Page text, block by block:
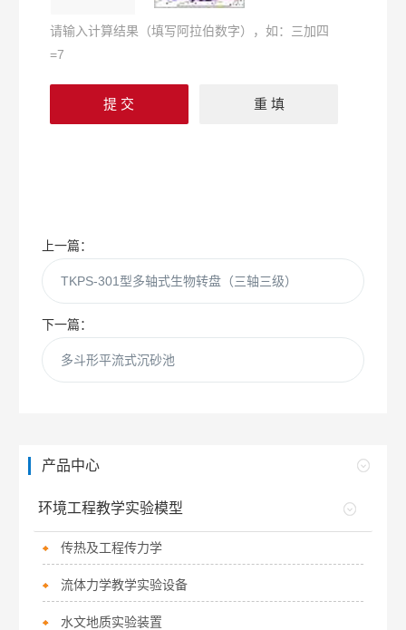
请输入计算结果（填写阿拉伯数字），如：三加四
=7
上一篇：
TKPS-301型多轴式生物转盘（三轴三级）
下一篇：
多斗形平流式沉砂池
产品中心
环境工程教学实验模型
传热及工程传力学
流体力学教学实验设备
水文地质实验装置